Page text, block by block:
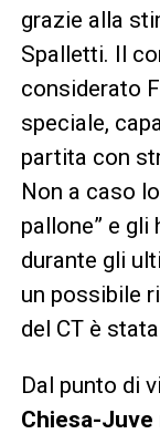
grazie alla
Spalletti. Il
considerato
speciale,
partita con
Non a caso
pallone” e
durante gli
un possibile
del CT è
Dal punto di
Chiesa-Juve